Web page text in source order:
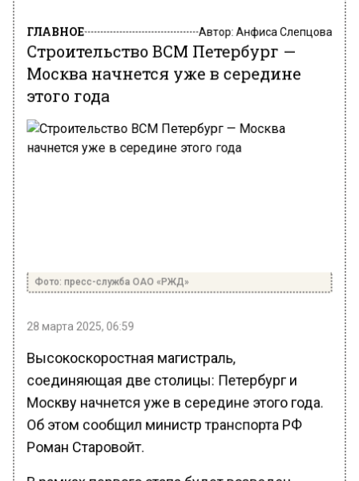
ГЛАВНОЕ Автор: Анфиса Слепцова
Строительство ВСМ Петербург —
Москва начнется уже в середине
этого года
Фото: пресс-служба ОАО «РЖД»
28 марта 2025, 06:59
Высокоскоростная магистраль,
соединяющая две столицы: Петербург и
Москву начнется уже в середине этого года.
Об этом сообщил министр транспорта РФ
Роман Старовойт.